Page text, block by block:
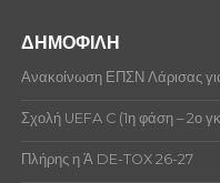
ΔΗΜΟΦΙΛΗ
Ανακοίνωση ΕΠΣΝ Λάρισας
Σχολή UEFA C (1η φάση – 2ο
Πλήρης η Ά DE-TOX 26-27